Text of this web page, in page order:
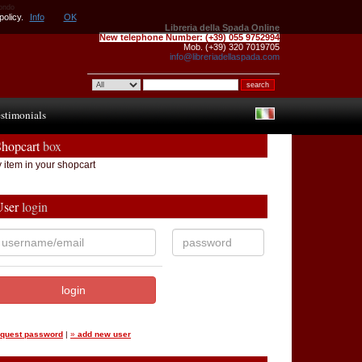
Libreria della Spada Online
New telephone Number:(+39) 055 9752994
Mob. (+39) 320 7019705
info@libreriadellaspada.com
box
item in your shopcart
login
password | » add new user
Info OK